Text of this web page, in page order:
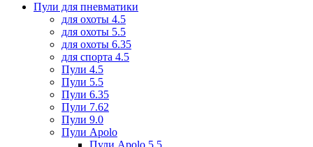
Пули для пневматики
для охоты 4.5
для охоты 5.5
для охоты 6.35
для спорта 4.5
Пули 4.5
Пули 5.5
Пули 6.35
Пули 7.62
Пули 9.0
Пули Apolo
Пули Apolo 5.5